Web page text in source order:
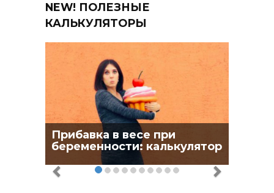
NEW! ПОЛЕЗНЫЕ
КАЛЬКУЛЯТОРЫ
Прибавка в весе при
беременности: калькулятор